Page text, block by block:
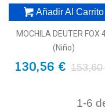
Añadir Al Carrito
MOCHILA DEUTER FOX
(niño)
130,56 € 153,60
1-6